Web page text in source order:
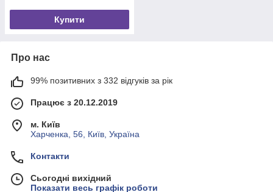
Купити
Про нас
99% позитивних з 332 відгуків за рік
Працює з 20.12.2019
м. Київ
Харченка, 56, Київ, Україна
Контакти
Сьогодні вихідний
Показати весь графік роботи